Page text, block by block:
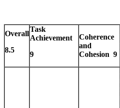
Overall
8.5
Task
Achievement
9
Coherence
and
Cohesion 9